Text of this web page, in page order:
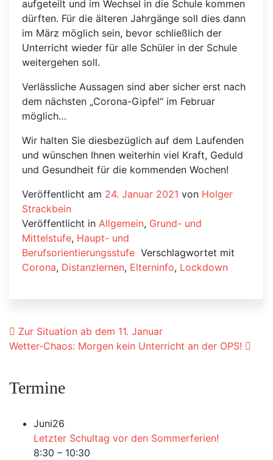
aufgeteilt und im Wechsel in die Schule kommen
dürften. Für die älteren Jahrgänge soll dies dann
im März möglich sein, bevor schließlich der
Unterricht wieder für alle Schüler in der Schule
weitergehen soll.
Verlässliche Aussagen sind aber sicher erst nach
dem nächsten „Corona-Gipfel“ im Februar
möglich…
Wir halten Sie diesbezüglich auf dem Laufenden
und wünschen Ihnen weiterhin viel Kraft, Geduld
und Gesundheit für die kommenden Wochen!
Veröffentlicht am 24. Januar 2021 von Holger
Strackbein
Veröffentlicht in Allgemein, Grund- und
Mittelstufe, Haupt- und
Berufsorientierungsstufe Verschlagwortet mit
Corona, Distanzlernen, Elterninfo, Lockdown
Beitrags-Navigation
Zur Situation ab dem 11. Januar
Wetter-Chaos: Morgen kein Unterricht an der OPS!
Termine
Juni26
Letzter Schultag vor den Sommerferien!
8:30 – 10:30